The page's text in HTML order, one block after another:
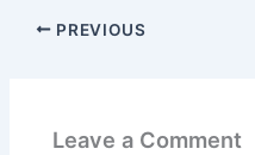
PREVIOUS
Leave a Comment